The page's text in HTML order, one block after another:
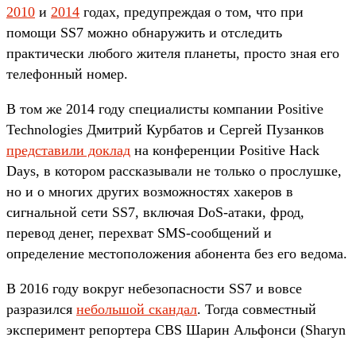
2010 и 2014 годах, предупреждая о том, что при
помощи SS7 можно обнаружить и отследить
практически любого жителя планеты, просто зная его
телефонный номер.
В том же 2014 году специалисты компании Positive
Technologies Дмитрий Курбатов и Сергей Пузанков
представили доклад на конференции Positive Hack
Days, в котором рассказывали не только о прослушке,
но и о многих других возможностях хакеров в
сигнальной сети SS7, включая DoS-атаки, фрод,
перевод денег, перехват SMS-сообщений и
определение местоположения абонента без его ведома.
В 2016 году вокруг небезопасности SS7 и вовсе
разразился небольшой скандал. Тогда совместный
эксперимент репортера CBS Шарин Альфонси (Sharyn